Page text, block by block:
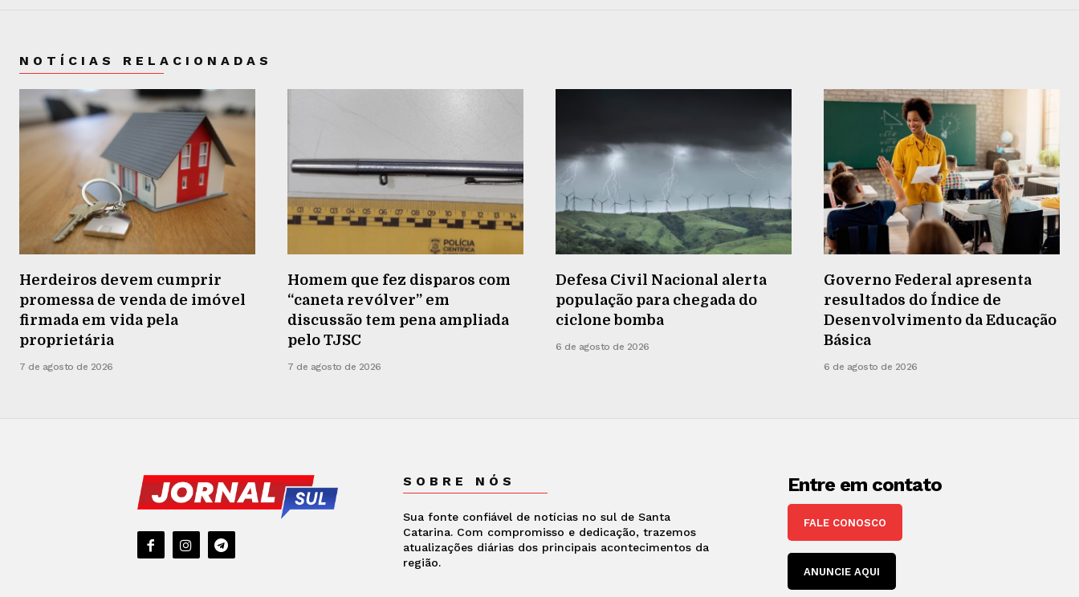
NOTÍCIAS RELACIONADAS
Herdeiros devem cumprir
promessa de venda de imóvel
firmada em vida pela
proprietária
7 de agosto de 2026
Homem que fez disparos com
“caneta revólver” em
discussão tem pena ampliada
pelo TJSC
7 de agosto de 2026
Defesa Civil Nacional alerta
população para chegada do
ciclone bomba
6 de agosto de 2026
Governo Federal apresenta
resultados do Índice de
Desenvolvimento da Educação
Básica
6 de agosto de 2026
SOBRE NÓS
Sua fonte confiável de notícias no sul de Santa
Catarina. Com compromisso e dedicação, trazemos
atualizações diárias dos principais acontecimentos da
região.
Entre em contato
FALE CONOSCO
ANUNCIE AQUI